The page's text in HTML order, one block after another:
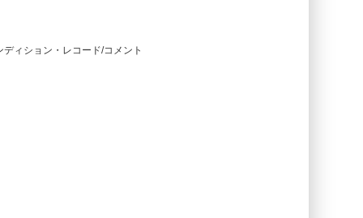
ィション・レコード/コメント